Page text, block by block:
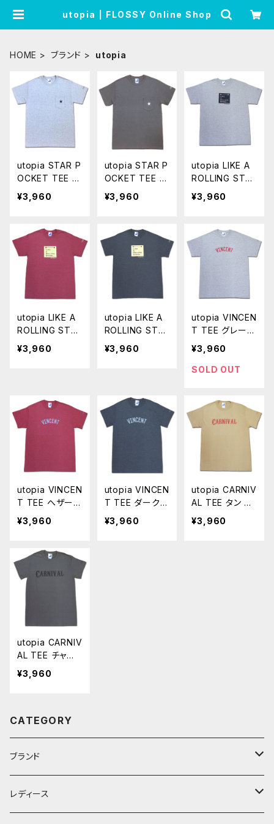
utopia | FLOSSY Online Shop
HOME ブランド utopia
utopia STAR P
OCKET TEE グ
レー ポケットT
Tシャツ カットソ
UTP-P-001
¥3,960
utopia STAR P
OCKET TEE チ
ャコールグレー
ポケットT Tシャ
ルー 半袖 UTP-
P-001
¥3,960
utopia LIKE A
ROLLING STO
NE TEE グレー
Tシャツ カットソ
UTP-001
¥3,960
utopia LIKE A
ROLLING STO
NE TEE へザー
カーディナル T
¥3,960
utopia LIKE A
ROLLING STO
NE TEE ダーク
へザー Tシャツ
¥3,960
utopia VINCEN
T TEE グレー T
シャツ カットソ
ー クルー 半袖
UTP-002
¥3,960
SOLD OUT
utopia VINCEN
T TEE へザーカ
ーディナル Tシ
ャツ カットソー
P-002
¥3,960
utopia VINCEN
T TEE ダークへ
ザー Tシャツ カ
ットソー クルー
¥3,960
utopia CARNIV
AL TEE タン ベ
ージュ Tシャツ
カットソー クル
¥3,960
utopia CARNIV
AL TEE チャコ
ール グレー Tシ
ャツ カットソー
¥3,960
CATEGORY
ブランド
D.M.G
レディース